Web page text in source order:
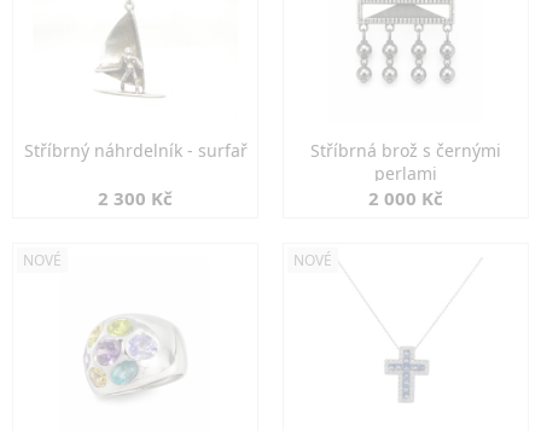
Stříbrný náhrdelník - surfař
2 300 Kč
Stříbrná brož s černými
perlami
2 000 Kč
NOVÉ NOVÉ